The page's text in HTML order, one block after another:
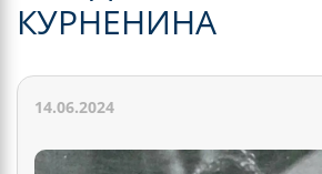
КУРНЕНИНА
14.06.2024